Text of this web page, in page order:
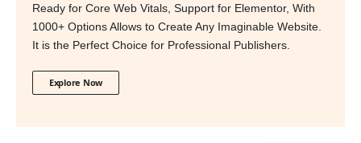
Ready for Core Web Vitals, Support for Elementor, With
1000+ Options Allows to Create Any Imaginable Website.
It is the Perfect Choice for Professional Publishers.
Explore Now